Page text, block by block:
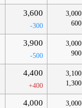
3,600
-300
3,000
600
3,900
-500
3,000
900
4,400
+400
3,100
1,300
4,000
3,000